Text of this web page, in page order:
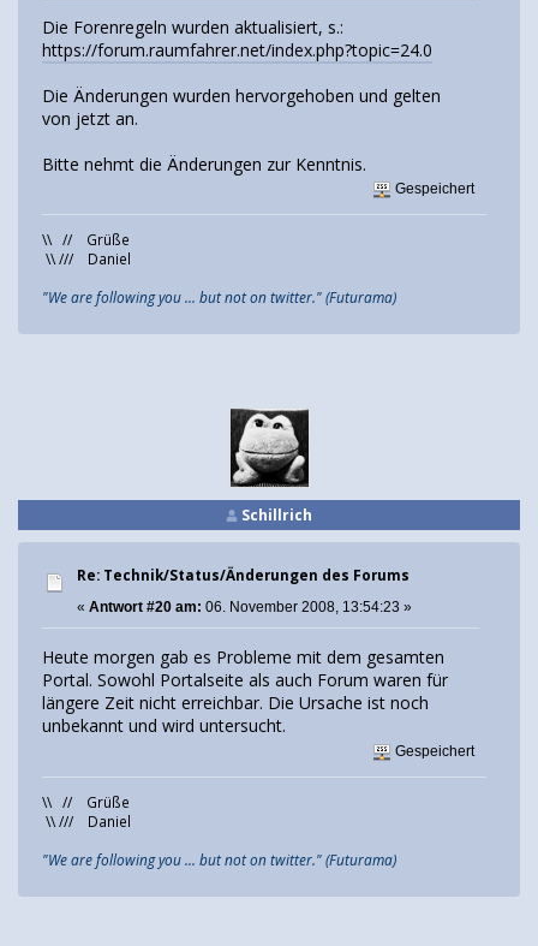
Die Forenregeln wurden aktualisiert, s.:
https://forum.raumfahrer.net/index.php?topic=24.0
Die Änderungen wurden hervorgehoben und gelten
von jetzt an.
Bitte nehmt die Änderungen zur Kenntnis.
Gespeichert
\\ // Grüße
\\ /// Daniel
"We are following you ... but not on twitter." (Futurama)
Schillrich
Re: Technik/Status/Änderungen des Forums
« Antwort #20 am: 06. November 2008, 13:54:23 »
Heute morgen gab es Probleme mit dem gesamten
Portal. Sowohl Portalseite als auch Forum waren für
längere Zeit nicht erreichbar. Die Ursache ist noch
unbekannt und wird untersucht.
Gespeichert
\\ // Grüße
\\ /// Daniel
"We are following you ... but not on twitter." (Futurama)